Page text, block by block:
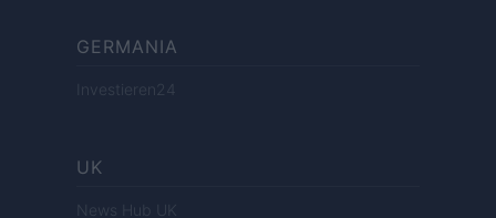
GERMANIA
Investieren24
UK
News Hub UK